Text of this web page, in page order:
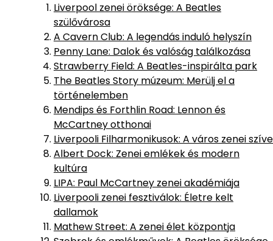
Liverpool zenei öröksége: A Beatles
szülővárosa
A Cavern Club: A legendás induló helyszín
Penny Lane: Dalok és valóság találkozása
Strawberry Field: A Beatles-inspirálta park
The Beatles Story múzeum: Merülj el a
történelemben
Mendips és Forthlin Road: Lennon és
McCartney otthonai
Liverpooli Filharmonikusok: A város zenei szíve
Albert Dock: Zenei emlékek és modern
kultúra
LIPA: Paul McCartney zenei akadémiája
Liverpooli zenei fesztiválok: Életre kelt
dallamok
Mathew Street: A zenei élet központja